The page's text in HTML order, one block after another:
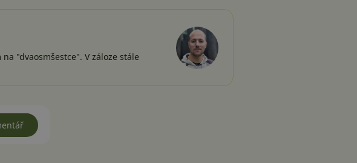
"dvaosmšestce". V záloze stále